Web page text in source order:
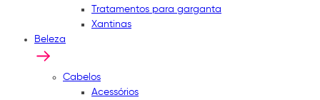
Tratamentos para garganta
Xantinas
Beleza
Cabelos
Acessórios